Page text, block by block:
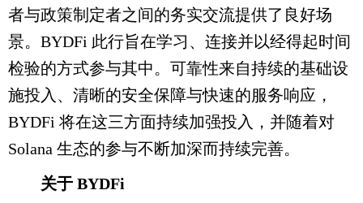
者与政策制定者之间的务实交流提供了良好场
景。BYDFi 此行旨在学习、连接并以经得起时间
检验的方式参与其中。可靠性来自持续的基础设
施投入、清晰的安全保障与快速的服务响应，
BYDFi 将在这三方面持续加强投入，并随着对
Solana 生态的参与不断加深而持续完善。
关于 BYDFi